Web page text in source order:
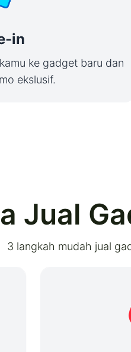
in
ke gadget baru dan
ekslusif.
Jual
3 langkah mudah jual